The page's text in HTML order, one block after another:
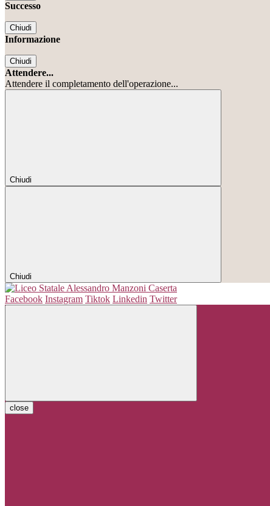
Successo
Chiudi
Informazione
Chiudi
Attendere...
Attendere il completamento dell'operazione...
Chiudi
Chiudi
Facebook Instagram Tiktok Linkedin Twitter
close